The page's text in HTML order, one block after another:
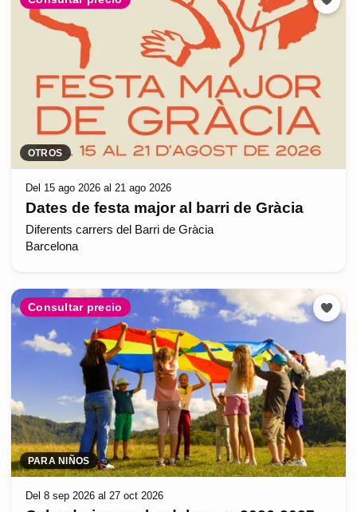
OTROS
Del 15 ago 2026 al 21 ago 2026
Dates de festa major al barri de Gràcia
Diferents carrers del Barri de Gràcia
Barcelona
Consultar precio
PARA NIÑOS
Del 8 sep 2026 al 27 oct 2026